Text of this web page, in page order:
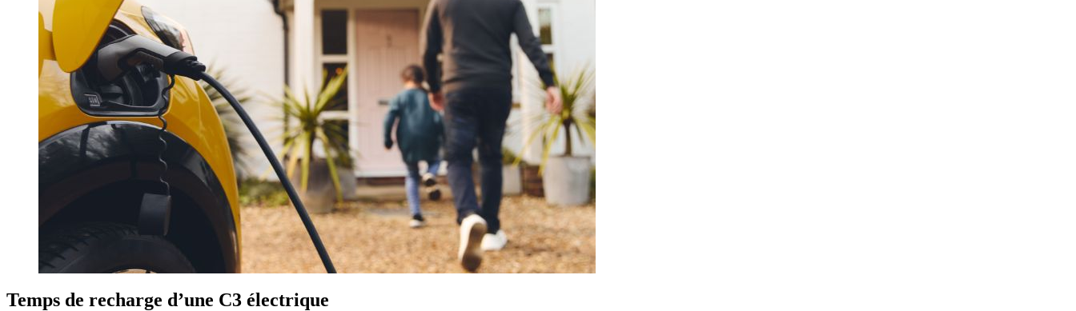
Temps de recharge d’une C3 électrique